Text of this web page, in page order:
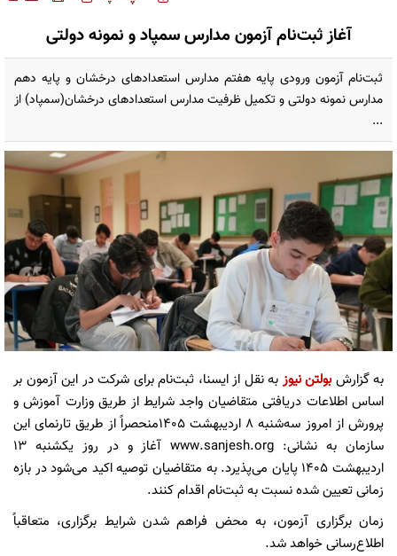
آغاز ثبت‌نام آزمون مدارس سمپاد و نمونه دولتی
ثبت‌نام آزمون ورودی پایه هفتم مدارس استعدادهای درخشان و پایه دهم
مدارس نمونه دولتی و تکمیل ظرفیت مدارس استعدادهای درخشان(سمپاد) از
...
به گزارشبولتن نیوز به نقل از ایسنا، ثبت‌نام برای شرکت در این آزمون بر
اساس اطلاعات دریافتی متقاضیان واجد شرایط از طریق وزارت آموزش و
پرورش از امروز سه‌شنبه ۸ اردیبهشت ۱۴۰۵منحصراً از طریق تارنمای این
سازمان به نشانی: www.sanjesh.org آغاز و در روز یکشنبه ۱۳
اردیبهشت ۱۴۰۵ پایان می‌پذیرد. به متقاضیان توصیه اکید می‌شود در بازه
زمانی تعیین شده نسبت به ثبت‌نام اقدام کنند.
زمان برگزاری آزمون، به محض فراهم شدن شرایط برگزاری، متعاقباً
اطلاع‌رسانی خواهد شد.